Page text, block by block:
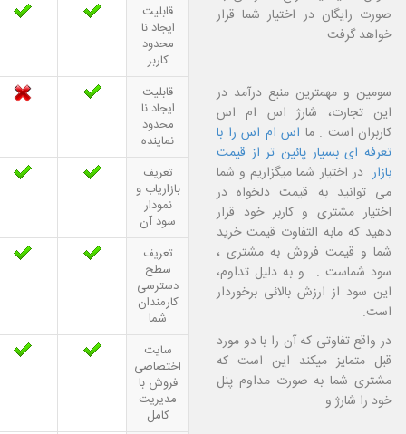
صورت رایگان در اختیار شما قرار
خواهد گرفت
سومین و مهمترین منبع درآمد در
این تجارت، شارژ اس ام اس
کاربران است . ما اس ام اس را با
تعرفه ای بسیار پائین تر از قیمت
بازار در اختیار شما میگزاریم و شما
می توانید به قیمت دلخواه در
اختیار مشتری و کاربر خود قرار
دهید که مابه التفاوت قیمت خرید
شما و قیمت فروش به مشتری ،
سود شماست .
و به دلیل تداوم،
این سود از ارزش بالائی برخوردار
است.
در واقع تفاوتی که آن را با دو مورد
قبل متمایز میکند این است که
مشتری شما به صورت مداوم پنل
خود را شارژ و
قابلیت
ایجاد نا
محدود
کاربر
قابلیت
ایجاد نا
محدود
نماینده
تعریف
بازاریاب و
نمودار
سود آن
تعریف
سطح
دسترسی
کارمندان
شما
سایت
اختصاصی
فروش با
مدیریت
کامل